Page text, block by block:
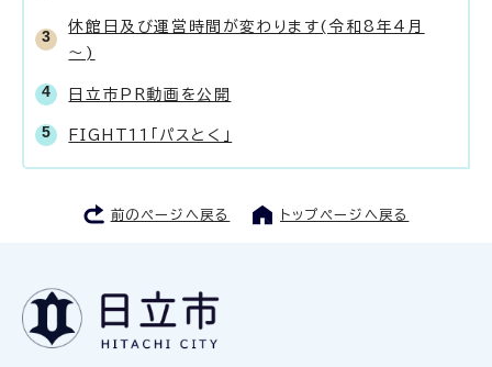
休館日及び運営時間が変わります(令和8年4月
～)
日立市PR動画を公開
FIGHT11「パスとく」
前のページへ戻る トップページへ戻る